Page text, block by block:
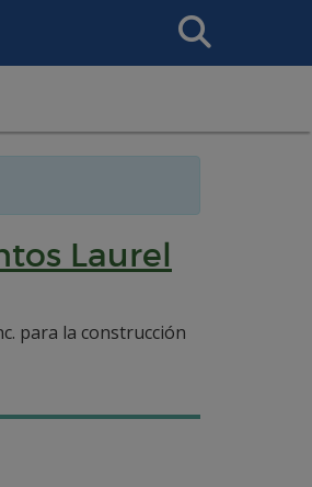
Search
This
Laurel
para la construcción